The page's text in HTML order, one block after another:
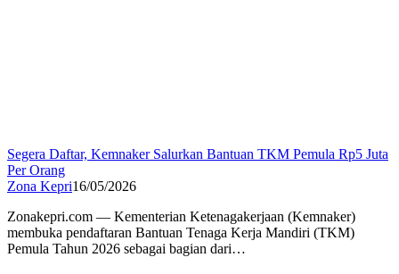
Segera Daftar, Kemnaker Salurkan Bantuan TKM Pemula Rp5 Juta
Per Orang
Zona Kepri16/05/2026
Zonakepri.com — Kementerian Ketenagakerjaan (Kemnaker)
membuka pendaftaran Bantuan Tenaga Kerja Mandiri (TKM)
Pemula Tahun 2026 sebagai bagian dari…